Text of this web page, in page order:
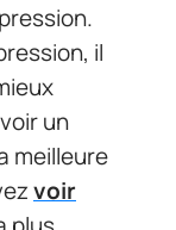
il
un
meilleure
voir